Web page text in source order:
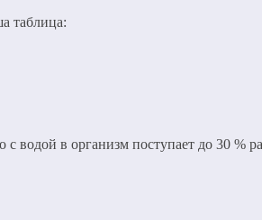
таблица:
водой в организм поступает до 30 %